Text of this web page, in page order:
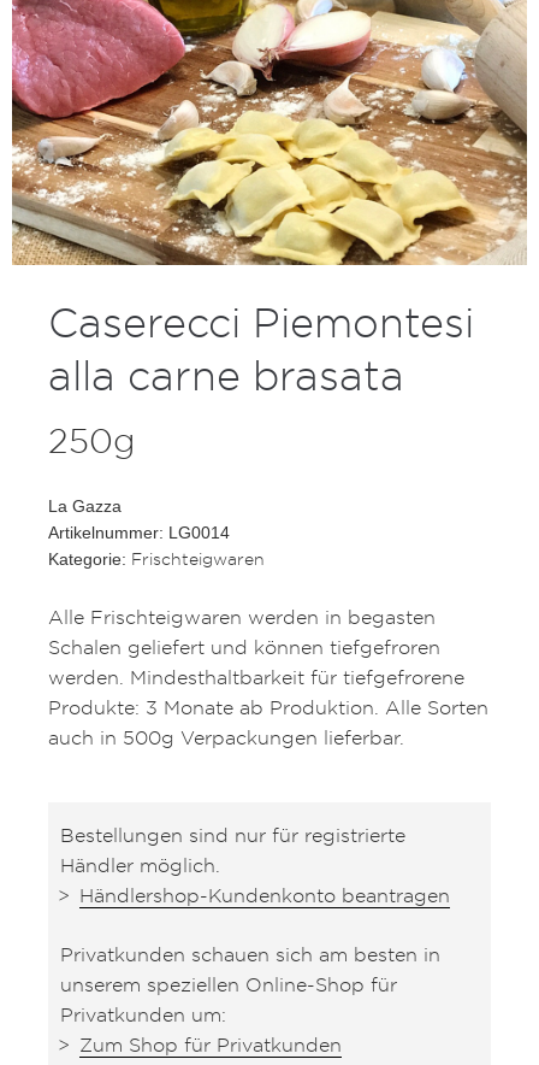
Caserecci Piemontesi
alla carne brasata
250g
La Gazza
Artikelnummer: LG0014
Kategorie: Frischteigwaren
Alle Frischteigwaren werden in begasten
Schalen geliefert und können tiefgefroren
werden. Mindesthaltbarkeit für tiefgefrorene
Produkte: 3 Monate ab Produktion. Alle Sorten
auch in 500g Verpackungen lieferbar.
Bestellungen sind nur für registrierte
Händler möglich.
Händlershop-Kundenkonto beantragen
Privatkunden schauen sich am besten in
unserem speziellen Online-Shop für
Privatkunden um:
Zum Shop für Privatkunden